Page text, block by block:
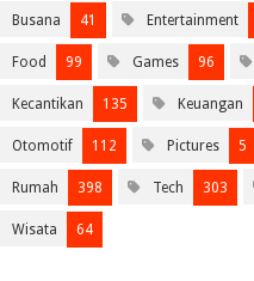
Busana 41 Entertainment
Food 99 Games 96
Kecantikan 135 Keuangan
Otomotif 112 Pictures 5
Rumah 398 Tech 303
Wisata 64